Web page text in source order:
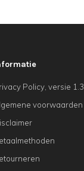
Policy, versie 1.3
voorwaarden